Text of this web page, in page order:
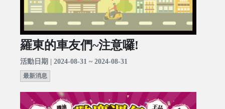
羅東的車友們~注意囉!
活動日期 | 2024-08-31 ~ 2024-08-31
最新消息